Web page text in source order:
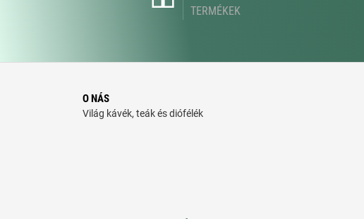
TERMÉKEK
O NÁS
Világ kávék, teák és diófélék